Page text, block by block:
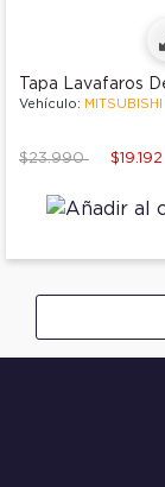
Tapa Lavafaros
Vehículo: MITSUBISHI
Price reduced from
$23.990to $19.192